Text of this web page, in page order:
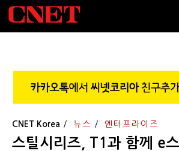
CNET Korea 뉴스 엔터프라이즈
스틸시리즈, T1과 함께 e